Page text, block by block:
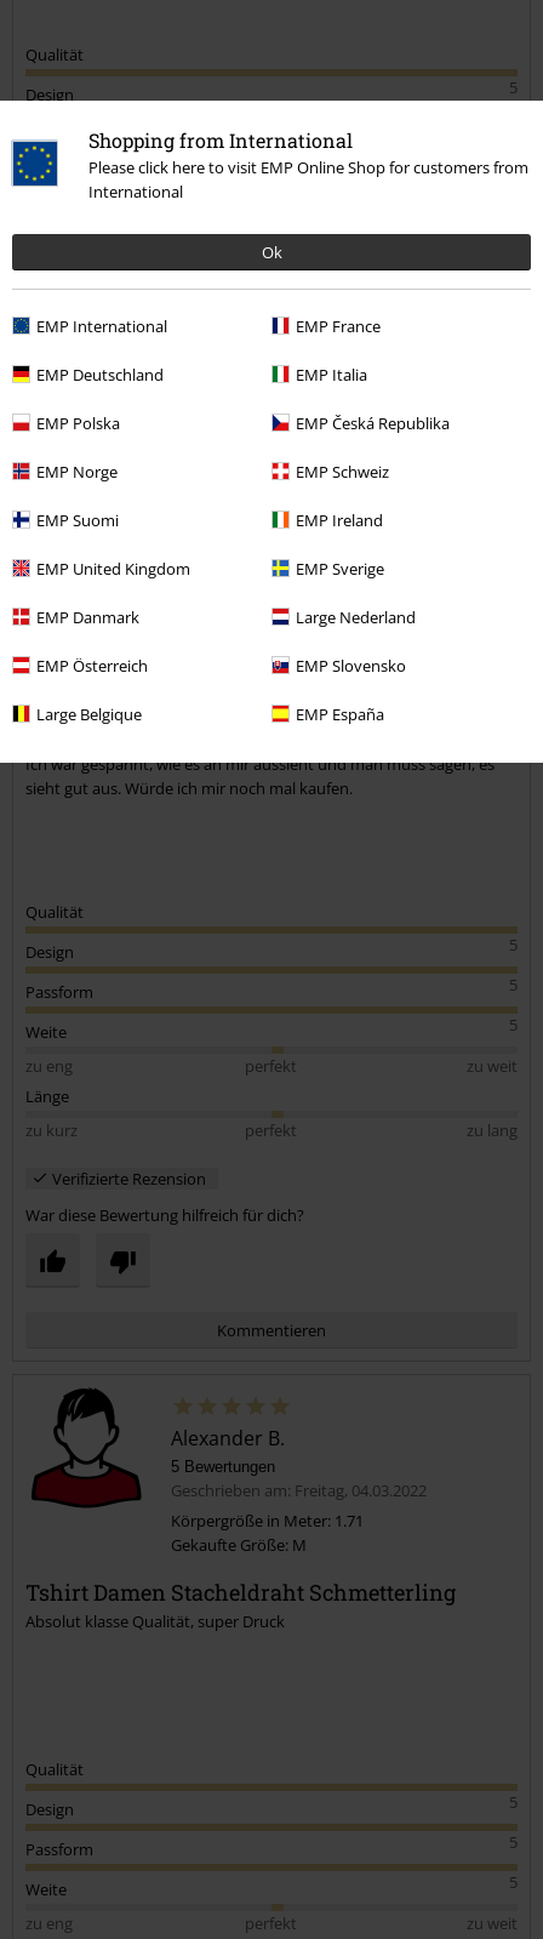
Shopping from International
Please click here to visit EMP Online Shop for customers from
International
Ok
EMP International EMP France
EMP Deutschland EMP Italia
EMP Polska EMP Česká Republika
EMP Norge EMP Schweiz
EMP Suomi EMP Ireland
EMP United Kingdom EMP Sverige
EMP Danmark Large Nederland
EMP Österreich EMP Slovensko
Large Belgique EMP España
Qualität
5
Design
Passform
5
Weite
Länge
zu kurz
perfekt zu lang
Verifizierte Rezension
Kommentieren
Kommentar jetzt abschicken!
Jacqueline S.
10 Bewertungen
Geschrieben am: Samstag, 12.03.2022
Körpergröße in Meter: 1.64
Ich war gespannt, wie es an mir aussieht und man muss sagen, es
sieht gut aus. Würde ich mir noch mal kaufen.
Qualität
5
Design
5
Passform
5
Weite
zu eng
perfekt
zu weit
Länge
zu kurz
perfekt zu lang
Verifizierte Rezension
War diese Bewertung hilfreich für dich?
Kommentieren
Kommentar jetzt abschicken!
Alexander B.
5 Bewertungen
Geschrieben am: Freitag, 04.03.2022
Körpergröße in Meter: 1.71
Gekaufte Größe: M
Tshirt Damen Stacheldraht Schmetterling
Absolut klasse Qualität, super Druck
Qualität
5
Design
5
Passform
5
Weite
zu eng
perfekt
zu weit